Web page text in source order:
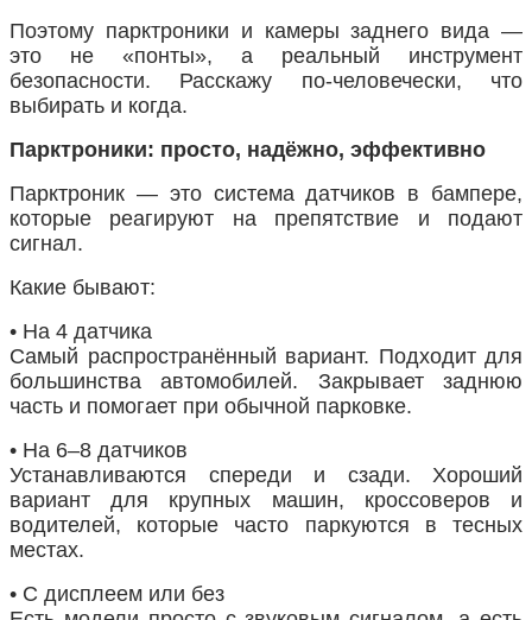
Поэтому парктроники и камеры заднего вида —
это не «понты», а реальный инструмент
безопасности. Расскажу по-человечески, что
выбирать и когда.
Парктроники: просто, надёжно, эффективно
Парктроник — это система датчиков в бампере,
которые реагируют на препятствие и подают
сигнал.
Какие бывают:
• На 4 датчика
Самый распространённый вариант. Подходит для
большинства автомобилей. Закрывает заднюю
часть и помогает при обычной парковке.
• На 6–8 датчиков
Устанавливаются спереди и сзади. Хороший
вариант для крупных машин, кроссоверов и
водителей, которые часто паркуются в тесных
местах.
• С дисплеем или без